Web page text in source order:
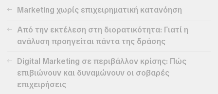
Marketing χωρίς επιχειρηματική κατανόηση
Από την εκτέλεση στη διορατικότητα: Γιατί η
ανάλυση προηγείται πάντα της δράσης
Digital Marketing σε περιβάλλον κρίσης: Πώς
επιβιώνουν και δυναμώνουν οι σοβαρές
επιχειρήσεις